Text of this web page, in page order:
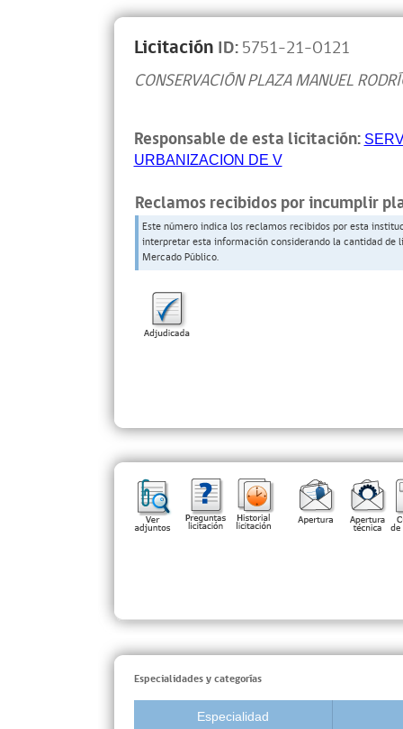
Licitación ID:5751-21-O121
CONSERVACIÓN PLAZA MANUEL
Responsable de esta licitación:
URBANIZACION DE V
Reclamos recibidos por incumplir
Este número indica los reclamos recibidos por esta
interpretar esta información considerando la cantidad
Mercado Público.
Especialidades y categorías
Especialidad